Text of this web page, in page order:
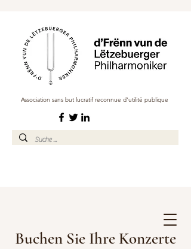
Association sans but lucratif reconnue d'utilité publique
Buchen Sie Ihre Konzerte